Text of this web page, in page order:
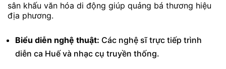
sân khấu văn hóa di động giúp quảng bá thương hiệu
địa phương.
Biểu diễn nghệ thuật: Các nghệ sĩ trực tiếp trình
diễn ca Huế và nhạc cụ truyền thống.